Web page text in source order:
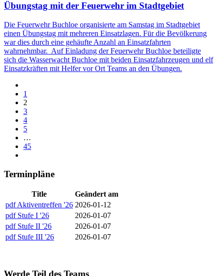
Übungstag mit der Feuerwehr im Stadtgebiet
Die Feuerwehr Buchloe organisierte am Samstag im Stadtgebiet
einen Übungstag mit mehreren Einsatzlagen. Für die Bevölkerung
war dies durch eine gehäufte Anzahl an Einsatzfahrten
wahrnehmbar. Auf Einladung der Feuerwehr Buchloe beteiligte
sich die Wasserwacht Buchloe mit beiden Einsatzfahrzeugen und elf
Einsatzkräften mit Helfer vor Ort Teams an den Übungen.
1
2
3
4
5
…
45
Terminpläne
Title
Geändert am
pdf Aktiventreffen '26 2026-01-12
pdf Stufe I '26
2026-01-07
pdf Stufe II '26
2026-01-07
pdf Stufe III '26 2026-01-07
Werde Teil des Teams